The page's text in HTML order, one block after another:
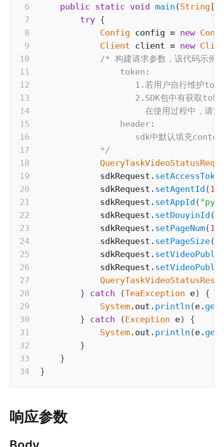
public static void main ( String [
try {
Config config = new
Client client = new
/* 构建请求参数，该代码示例
                token:
1.若用户自行维护
2.SDK包中有获取
在使用过程中，请注
                header:
sdk中默认填充
            */
            sdkRequest
.
            sdkRequest
. setAgentId ( 1
            sdkRequest
. setAppId (
            sdkRequest
. setDouyinId (
            sdkRequest
. setPageNum( 1
            sdkRequest
. setPageSize(
            sdkRequest
.
            sdkRequest
.
} catch (TeaException e)
{
System . out . println ( e .
} catch ( Exception e)
{
System . out . println ( e .
}
}
}
响应参数